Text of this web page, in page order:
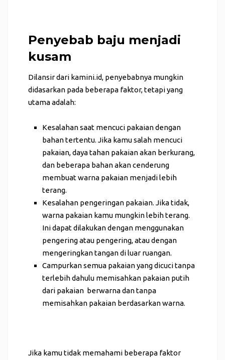
Penyebab baju menjadi
kusam
Dilansir dari kamini.id,penyebabnya mungkin
didasarkan pada beberapa faktor, tetapi yang
utama adalah:
Kesalahan saat mencuci pakaian dengan
bahan tertentu. Jika kamu salah mencuci
pakaian, daya tahan pakaian akan berkurang,
dan beberapa bahan akan cenderung
membuat warna pakaian menjadi lebih
terang.
Kesalahan pengeringan pakaian. Jika tidak,
warna pakaian kamu mungkin lebih terang.
Ini dapat dilakukan dengan menggunakan
pengering atau pengering, atau dengan
mengeringkan tangan di luar ruangan.
Campurkan semua pakaian yang dicuci tanpa
terlebih dahulu memisahkan pakaian putih
dari pakaian berwarna dan tanpa
memisahkan pakaian berdasarkan warna.
Jika kamu tidak memahami beberapa faktor